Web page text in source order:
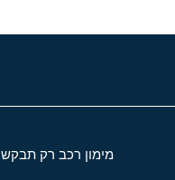
מימון רכב רק תבקש